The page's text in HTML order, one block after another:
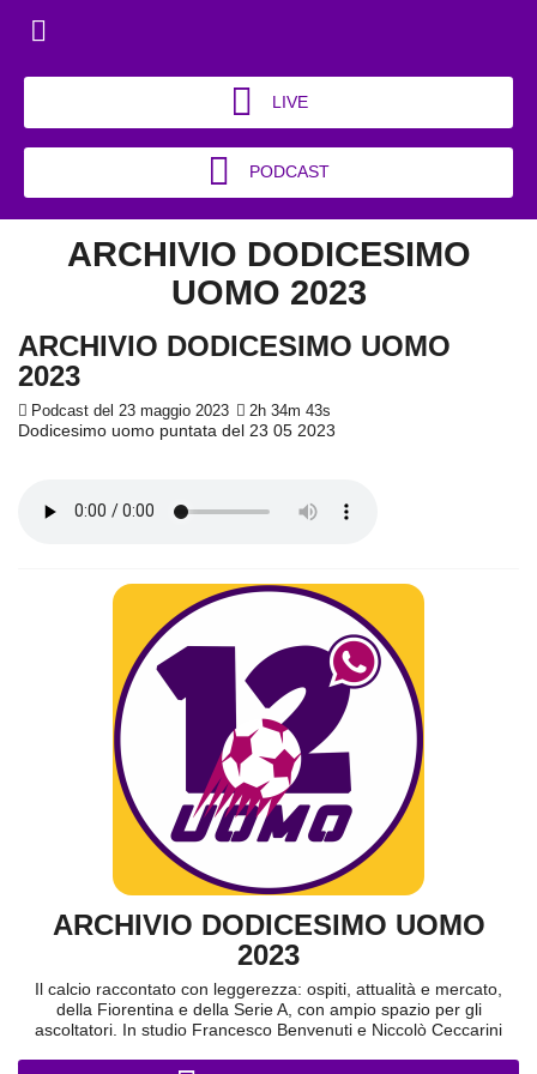
LIVE
PODCAST
ARCHIVIO DODICESIMO
UOMO 2023
ARCHIVIO DODICESIMO UOMO
2023
Podcast del 23 maggio 2023 2h 34m 43s
Dodicesimo uomo puntata del 23 05 2023
ARCHIVIO DODICESIMO UOMO
2023
Il calcio raccontato con leggerezza: ospiti, attualità e mercato,
della Fiorentina e della Serie A, con ampio spazio per gli
ascoltatori. In studio Francesco Benvenuti e Niccolò Ceccarini